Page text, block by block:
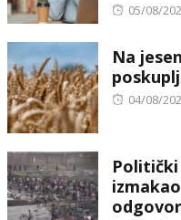
Posted
05/08/
Na
Posted
04/08/